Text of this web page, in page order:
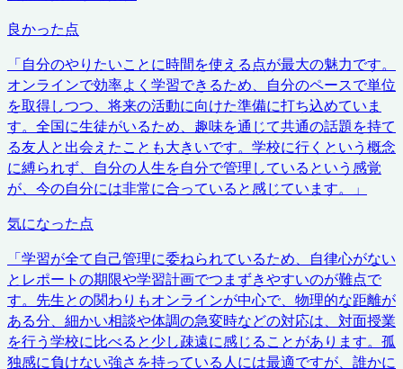
良かった点
「自分のやりたいことに時間を使える点が最大の魅力です。
オンラインで効率よく学習できるため、自分のペースで単位
を取得しつつ、将来の活動に向けた準備に打ち込めていま
す。全国に生徒がいるため、趣味を通じて共通の話題を持て
る友人と出会えたことも大きいです。学校に行くという概念
に縛られず、自分の人生を自分で管理しているという感覚
が、今の自分には非常に合っていると感じています。
」
気になった点
「学習が全て自己管理に委ねられているため、自律心がない
とレポートの期限や学習計画でつまずきやすいのが難点で
す。先生との関わりもオンラインが中心で、物理的な距離が
ある分、細かい相談や体調の急変時などの対応は、対面授業
を行う学校に比べると少し疎遠に感じることがあります。孤
独感に負けない強さを持っている人には最適ですが、誰かに